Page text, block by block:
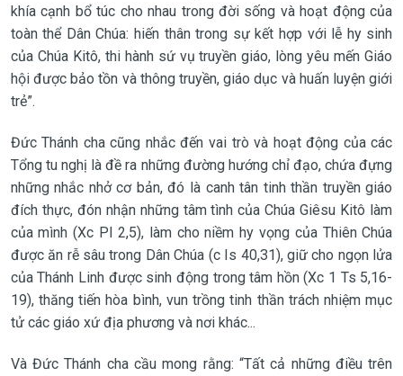
khía cạnh bổ túc cho nhau trong đời sống và hoạt động của
toàn thể Dân Chúa: hiến thân trong sự kết hợp với lễ hy sinh
của Chúa Kitô, thi hành sứ vụ truyền giáo, lòng yêu mến Giáo
hội được bảo tồn và thông truyền, giáo dục và huấn luyện giới
trẻ”.
Đức Thánh cha cũng nhắc đến vai trò và hoạt động của các
Tổng tu nghị là đề ra những đường hướng chỉ đạo, chứa đựng
những nhắc nhở cơ bản, đó là canh tân tinh thần truyền giáo
đích thực, đón nhận những tâm tình của Chúa Giêsu Kitô làm
của mình (Xc Pl 2,5), làm cho niềm hy vọng của Thiên Chúa
được ăn rễ sâu trong Dân Chúa (c Is 40,31), giữ cho ngọn lửa
của Thánh Linh được sinh động trong tâm hồn (Xc 1 Ts 5,16-
19), thăng tiến hòa bình, vun trồng tinh thần trách nhiệm mục
tử các giáo xứ địa phương và nơi khác...
Và Đức Thánh cha cầu mong rằng: “Tất cả những điều trên